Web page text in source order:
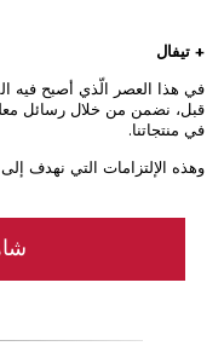
+ تيفال
في هذا العصر الّذي أصبح فيه
قبل، نضمن من خلال رسائل
في منتجاتنا.
وهذه الإلتزامات التي نهدف إلى